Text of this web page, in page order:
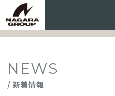
NEWS
/ 新着情報